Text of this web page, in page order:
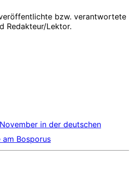
bzw. verantwortete
Redakteur/Lektor.
in der deutschen
am Bosporus